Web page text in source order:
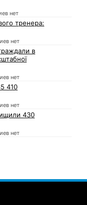
нет
тренера:
нет
в
нет
410
нет
430
нет